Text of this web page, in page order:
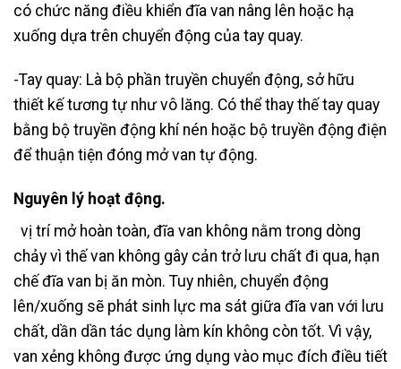
có chức năng điều khiển đĩa van nâng lên hoặc hạ
xuống dựa trên chuyển động của tay quay.
-Tay quay: Là bộ phần truyền chuyển động, sở hữu
thiết kế tương tự như vô lăng. Có thể thay thế tay quay
bằng bộ truyền động khí nén hoặc bộ truyền động điện
để thuận tiện đóng mở van tự động.
Nguyên lý hoạt động.
vị trí mở hoàn toàn, đĩa van không nằm trong dòng
chảy vì thế van không gây cản trở lưu chất đi qua, hạn
chế đĩa van bị ăn mòn. Tuy nhiên, chuyển động
lên/xuống sẽ phát sinh lực ma sát giữa đĩa van với lưu
chất, dần dần tác dụng làm kín không còn tốt. Vì vậy,
van xẻng không được ứng dụng vào mục đích điều tiết